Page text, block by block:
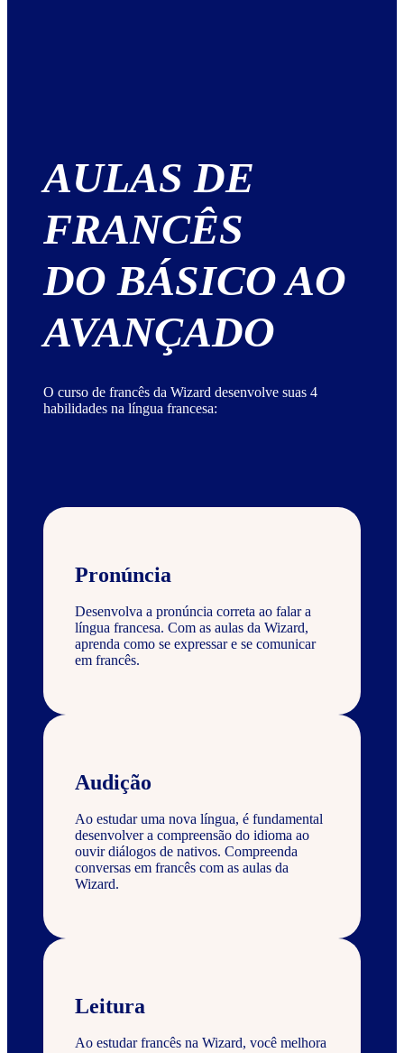
AULAS DE
FRANCÊS
DO BÁSICO AO
AVANÇADO
O curso de francês da Wizard desenvolve suas 4
habilidades na língua francesa:
Pronúncia
Desenvolva a pronúncia correta ao falar a
língua francesa. Com as aulas da Wizard,
aprenda como se expressar e se comunicar
em francês.
Audição
Ao estudar uma nova língua, é fundamental
desenvolver a compreensão do idioma ao
ouvir diálogos de nativos. Compreenda
conversas em francês com as aulas da
Wizard.
Leitura
Ao estudar francês na Wizard, você melhora